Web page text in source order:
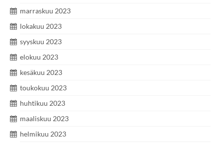
marraskuu 2023
lokakuu 2023
syyskuu 2023
elokuu 2023
kesäkuu 2023
toukokuu 2023
huhtikuu 2023
maaliskuu 2023
helmikuu 2023